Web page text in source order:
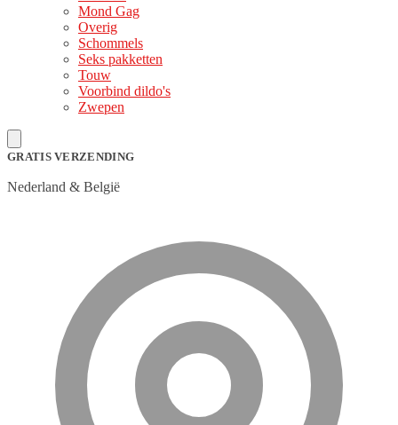
Mond Gag
Overig
Schommels
Seks pakketten
Touw
Voorbind dildo's
Zwepen
GRATIS VERZENDING
Nederland & België